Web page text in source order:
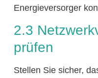
Energieversorger
2.3
prüfen
Stellen Sie sicher,